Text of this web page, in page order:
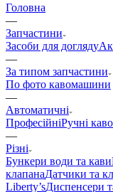
Головна
—
Запчастини
Засоби для догляду
—
За типом запчастини
По фото кавомашини
—
Автоматичні
ПрофесійніРучні
—
Різні
Бункери води та кави
клапанаДатчики та
Liberty’sДиспенсери